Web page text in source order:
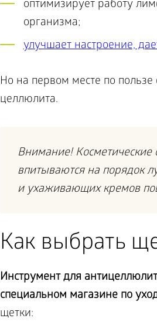
оптимизирует работу
организма;
улучшает настроение,
Но на первом месте по
целлюлита.
Внимание! Косметические
впитываются на порядок
и ухаживающих кремов
Как выбрать
Инструмент для
специальном магазине по
щетки: